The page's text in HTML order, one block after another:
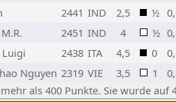
2441 IND 2,5 ½
2451 IND 4 ½
Luigi 2438 ITA 4,5 0
Nguyen 2319 VIE 3,5 1
als 400 Punkte. Sie wurde auf